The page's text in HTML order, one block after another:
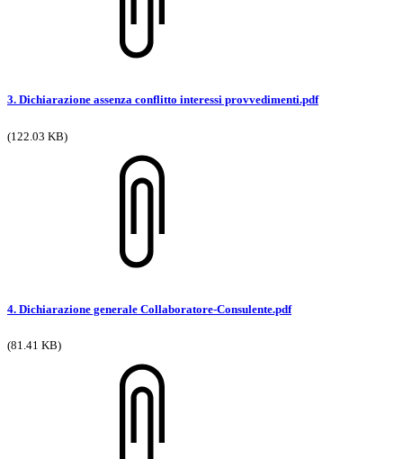
3. Dichiarazione assenza conflitto interessi provvedimenti.pdf
(122.03 KB)
4. Dichiarazione generale Collaboratore-Consulente.pdf
(81.41 KB)